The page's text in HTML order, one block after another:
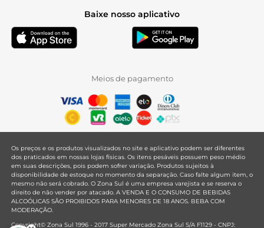
Baixe nosso aplicativo
Meios de pagamento
Os preços e os produtos visualizados no site e aplicativo podem ser diferentes
dos praticados em nossas lojas físicas. Os itens pesáveis possuem peso médio
em suas descrições, pois podem sofrer variação. Produtos sujeitos à
disponibilidade de estoque no momento da separação. Caso falte algum item, o
mesmo não será cobrado. O Zona Sul é uma empresa varejista e se reserva o
direito de não vender por atacado. A VENDA E O CONSUMO DE BEBIDAS
ALCOÓLICAS SÃO PROIBIDOS PARA MENORES DE 18 ANOS. BEBA COM
MODERAÇÃO.
Copyright© Zona Sul 1996 - 2017 Super Mercado Zona Sul S/A F1129 - CNPJ: